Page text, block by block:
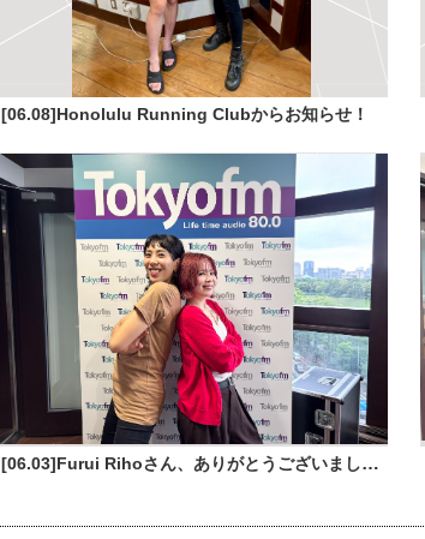
[06.08]Honolulu Running Clubからお知らせ！
[06.03]Furui Rihoさん、ありがとうございました！